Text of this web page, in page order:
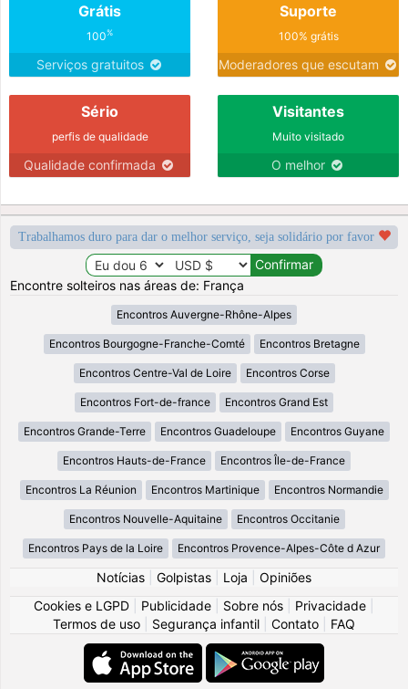
Grátis
100%
Serviços gratuitos
Suporte
100% grátis
Moderadores que escutam
Sério
perfis de qualidade
Qualidade confirmada
Visitantes
Muito visitado
O melhor
Trabalhamos duro para dar o melhor serviço, seja solidário por favor
Encontre solteiros nas áreas de: França
Encontros Auvergne-Rhône-Alpes
Encontros Bourgogne-Franche-Comté Encontros Bretagne
Encontros Centre-Val de Loire Encontros Corse
Encontros Fort-de-france Encontros Grand Est
Encontros Grande-Terre Encontros Guadeloupe Encontros Guyane
Encontros Hauts-de-France Encontros Île-de-France
Encontros La Réunion Encontros Martinique Encontros Normandie
Encontros Nouvelle-Aquitaine Encontros Occitanie
Encontros Pays de la Loire Encontros Provence-Alpes-Côte d Azur
Notícias Golpistas Loja
Opiniões
Cookies e LGPD
Publicidade Sobre nós Privacidade
Termos de uso
Segurança infantil Contato FAQ